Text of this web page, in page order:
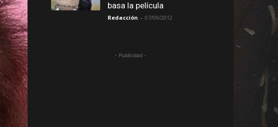
basa la película
Redacción - 07/09/2012
- Publicidad -